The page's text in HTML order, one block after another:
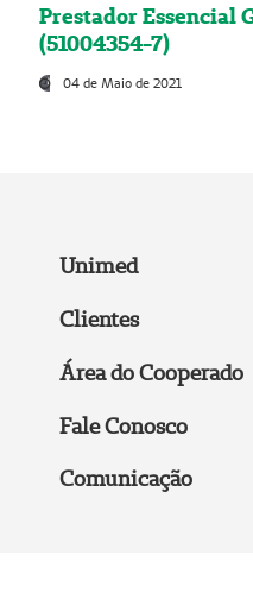
Prestador Essencial
(51004354-7)
04 de Maio de 2021
Unimed
Clientes
Área do Cooperado
Fale Conosco
Comunicação